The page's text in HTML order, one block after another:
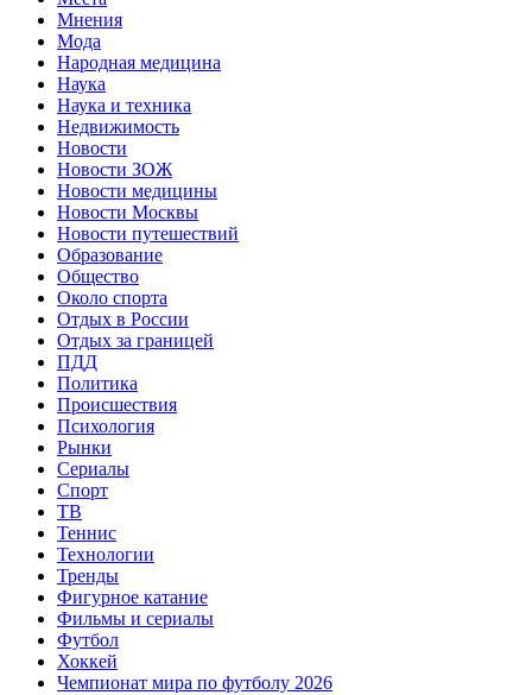
Мнения
Мода
Народная медицина
Наука
Наука и техника
Недвижимость
Новости
Новости ЗОЖ
Новости медицины
Новости Москвы
Новости путешествий
Образование
Общество
Около спорта
Отдых в России
Отдых за границей
ПДД
Политика
Происшествия
Психология
Рынки
Сериалы
Спорт
ТВ
Теннис
Технологии
Тренды
Фигурное катание
Фильмы и сериалы
Футбол
Хоккей
Чемпионат мира по футболу 2026